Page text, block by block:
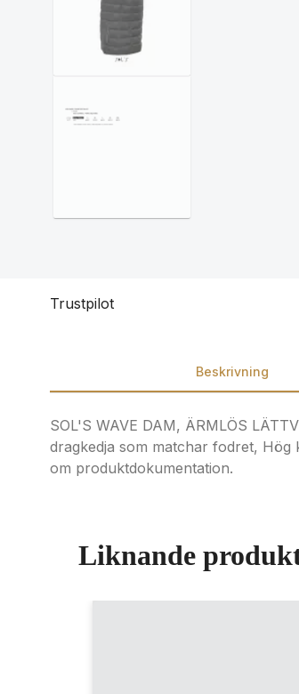
Trustpilot
Beskrivning
SOL'S WAVE DAM, ÄRMLÖS
dragkedja som matchar fodret,
om produktdokumentation.
Liknande